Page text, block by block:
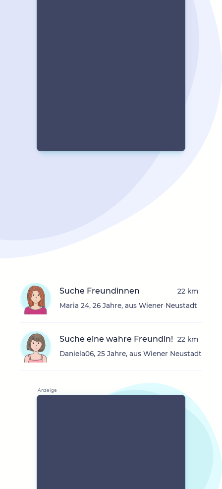
Suche Freundinnen
Maria 24, 26 Jahre, aus Wiener Neustadt
22 km
Suche eine wahre Freundin!
Daniela06, 25 Jahre, aus Wiener Neustadt
22 km